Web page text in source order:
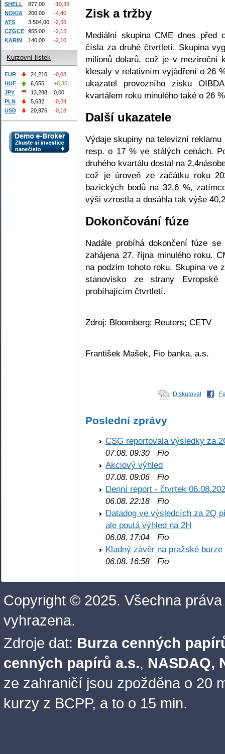
Zisk a tržby
Mediální skupina CME dnes před
čísla za druhé čtvrtletí. Skupina
milionů dolarů, což je v meziroční
klesaly v relativním vyjádření o 26
ukazatel provozního zisku
kvartálem roku minulého také o 26
Další ukazatele
Výdaje skupiny na televizní
resp. o 17 % ve stálých cenách.
druhého kvartálu dostal na
což je úroveň ze začátku roku
bazických bodů na 32,6 %,
výši vzrostla a dosáhla tak výše
Dokončování fúze
Nadále probíhá dokončení fúze
zahájena 27. října minulého roku.
na podzim tohoto roku. Skupina ve
stanovisko ze strany
probíhajícím čtvrtletí.
Zdroj: Bloomberg; Reuters; CETV
František Mašek, Fio banka, a.s.
Diskutovat
Poslední zprávy
CSG reportovala výsledky za
07.08. 09:30 Fio
Akciový výhled
07.08. 09:06 Fio
Denní report - čtvrtek
06.08. 22:18 Fio
Datadog ve výsledcích za 2Q
ale poutá výhled na 2H
06.08. 17:04 Fio
Kladný závěr na pražské burze
06.08. 16:58 Fio
SHELL 877,00
-10,33
NOKIA
200,00
-4,40
ATS
3 504,00
-2,56
CZGCE
955,00
-2,15
KARIN
140,00 -2,10
Kurzovní lístek
EUR 24,210
-0,08
HUF
6,655
+0,35
JPY
13,288
0,00
PLN
5,632
-0,24
USD
20,976 -0,18
Copyright © 2025. Všechna práva
vyhrazena.
Zdroje dat: Burza cenných
cenných papírů a.s., NASDAQ,
ze zahraničí jsou zpožděna o 20
kurzy z BCPP, a to o 15 min.